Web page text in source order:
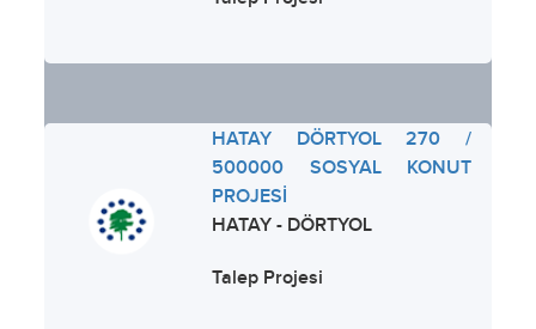
HATAY DÖRTYOL 270 /
500000 SOSYAL KONUT
PROJESİ
HATAY - DÖRTYOL
Talep Projesi